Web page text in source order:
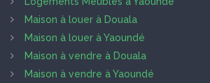
Maison à louer à Douala
Maison à louer à Yaoundé
Maison à vendre à Douala
Maison à vendre à Yaoundé